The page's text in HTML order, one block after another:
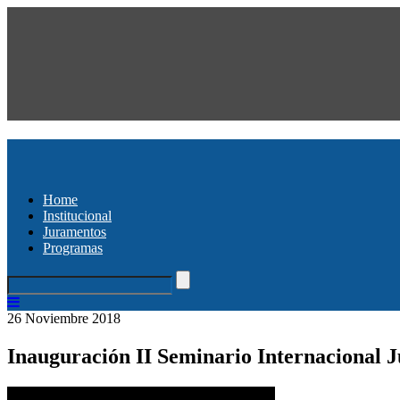
Home
Institucional
Juramentos
Programas
26 Noviembre 2018
Inauguración II Seminario Internacional